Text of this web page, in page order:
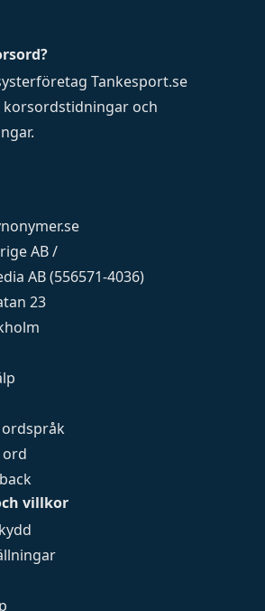
ord
villkor
Tankesport.se
korsordstidningar och
.
AB /
AB (556571-4036)
23